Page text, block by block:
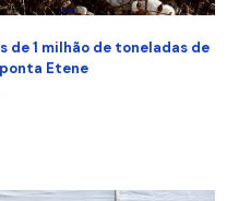
de 1 milhão de toneladas de
Etene